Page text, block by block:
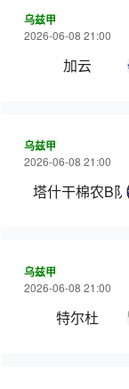
乌兹甲
2026-06-08 21:00
加云
乌兹甲
2026-06-08 21:00
塔什干棉农B队
乌兹甲
2026-06-08 21:00
特尔杜